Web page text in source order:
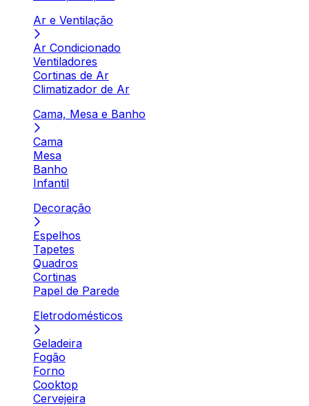
Ar e Ventilação
Ar Condicionado
Ventiladores
Cortinas de Ar
Climatizador de Ar
Cama, Mesa e Banho
Cama
Mesa
Banho
Infantil
Decoração
Espelhos
Tapetes
Quadros
Cortinas
Papel de Parede
Eletrodomésticos
Geladeira
Fogão
Forno
Cooktop
Cervejeira